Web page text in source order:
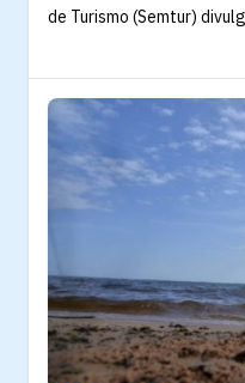
de Turismo (Semtur)